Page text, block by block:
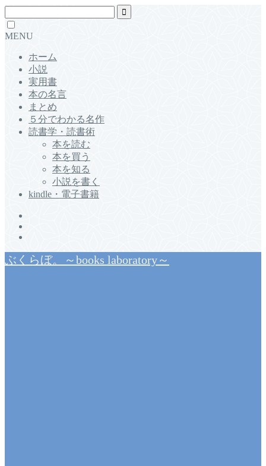
MENU
ホーム
小説
実用書
本の名言
まとめ
５分でわかる名作
読書学・読書術
本を読む
本を買う
本を知る
小説を書く
kindle・電子書籍
ぶくらぼ。～books laboratory～